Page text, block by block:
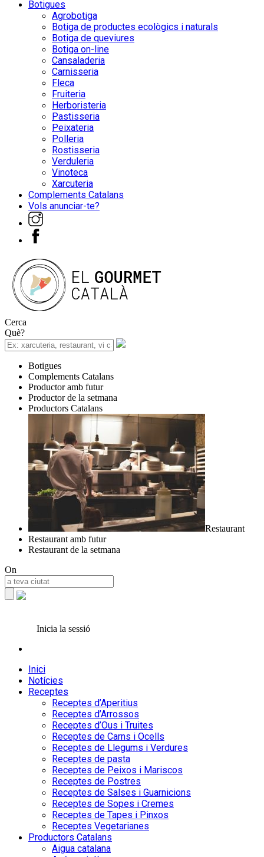
Botigues
Agrobotiga
Botiga de productes ecològics i naturals
Botiga de queviures
Botiga on-line
Cansaladeria
Carnisseria
Fleca
Fruiteria
Herboristeria
Pastisseria
Peixateria
Polleria
Rostisseria
Verduleria
Vinoteca
Xarcuteria
Complements Catalans
Vols anunciar-te?
Cerca
Què?
Botigues
Complements Catalans
Productor amb futur
Productor de la setmana
Productors Catalans
Restaurant
Restaurant amb futur
Restaurant de la setmana
On
Inicia la sessió
Inici
Notícies
Receptes
Receptes d’Aperitius
Receptes d’Arrossos
Receptes d’Ous i Truites
Receptes de Carns i Ocells
Receptes de Llegums i Verdures
Receptes de pasta
Receptes de Peixos i Mariscos
Receptes de Postres
Receptes de Salses i Guarnicions
Receptes de Sopes i Cremes
Receptes de Tapes i Pinxos
Receptes Vegetarianes
Productors Catalans
Aigua catalana